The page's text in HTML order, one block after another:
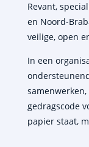
Revant,
en Noord-
veilige, open
In een
gedragscode
papier staat,